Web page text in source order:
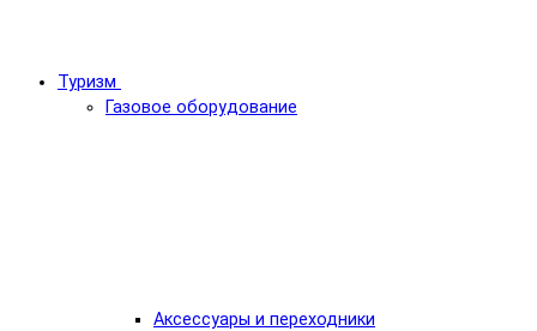
Туризм
Газовое оборудование
Аксессуары и переходники